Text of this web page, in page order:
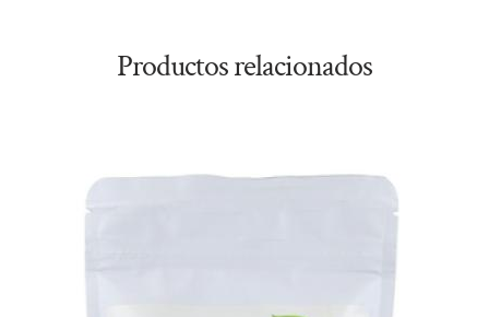
Productos relacionados